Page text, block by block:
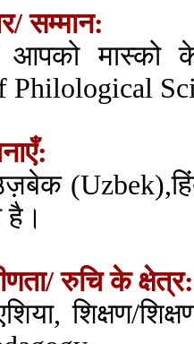
सम्मान:
मास्को के
Philological
है।
रुचि के क्षेत्र:
शिक्षण/